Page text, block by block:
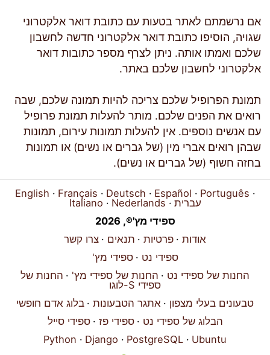
אם נרשמתם לאתר בטעות עם כתובת דואר אלקטרוני
שגויה, הוסיפו כתובת דואר אלקטרוני חדשה לחשבון
שלכם ואמתו אותה. ניתן לצרף מספר כתובות דואר
אלקטרוני לחשבון שלכם באתר.
תמונת הפרופיל שלכם צריכה להיות תמונה שלכם, שבה
רואים את הפנים שלכם. מותר להעלות תמונת פרופיל
עם אנשים נוספים. אין להעלות תמונות עירום, תמונות
שבהן רואים אברי מין (של גברים או נשים) או תמונות
בחזה חשוף (של גברים או נשים).
English Français Deutsch Español
Português
Italiano
Nederlands
עברית
ספידי מץ'®, 2026
אודות
פרטיות תנאים
צרו קשר
ספידי נט
ספידי מץ'
החנות של ספידי נט
החנות של ספידי מץ'
החנות של
ספידי S-לוגו
טבעונים בעלי מצפון
אתגר הטבעונות
בלוג אדם חופשי
הבלוג של ספידי נט
ספידי פז
ספידי סייל
Python
Django PostgreSQL Ubuntu